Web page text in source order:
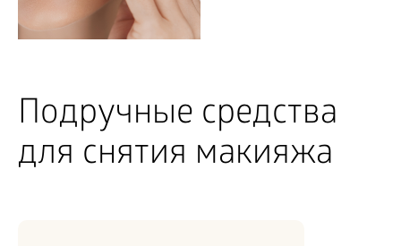
Подручные средства
для снятия макияжа